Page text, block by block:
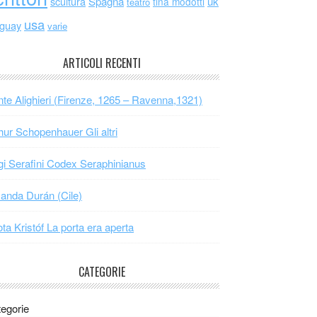
usa varie
ARTICOLI RECENTI
Alighieri (Firenze, 1265 – Ravenna,1321)
Schopenhauer Gli altri
Serafini Codex Seraphinianus
Durán (Cile)
Kristóf La porta era aperta
CATEGORIE